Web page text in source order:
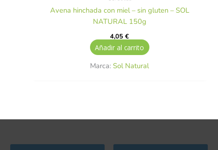
Avena hinchada con miel – sin gluten – SOL
NATURAL 150g
4,05€
Añadir al carrito
Marca:Sol Natural